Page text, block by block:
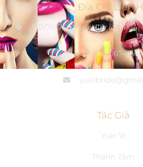
Địa Chỉ Liên
331/70/74 Phan Huy Ích, P.14,
Tác Giả
Yuki Vi
Thanh Tâm